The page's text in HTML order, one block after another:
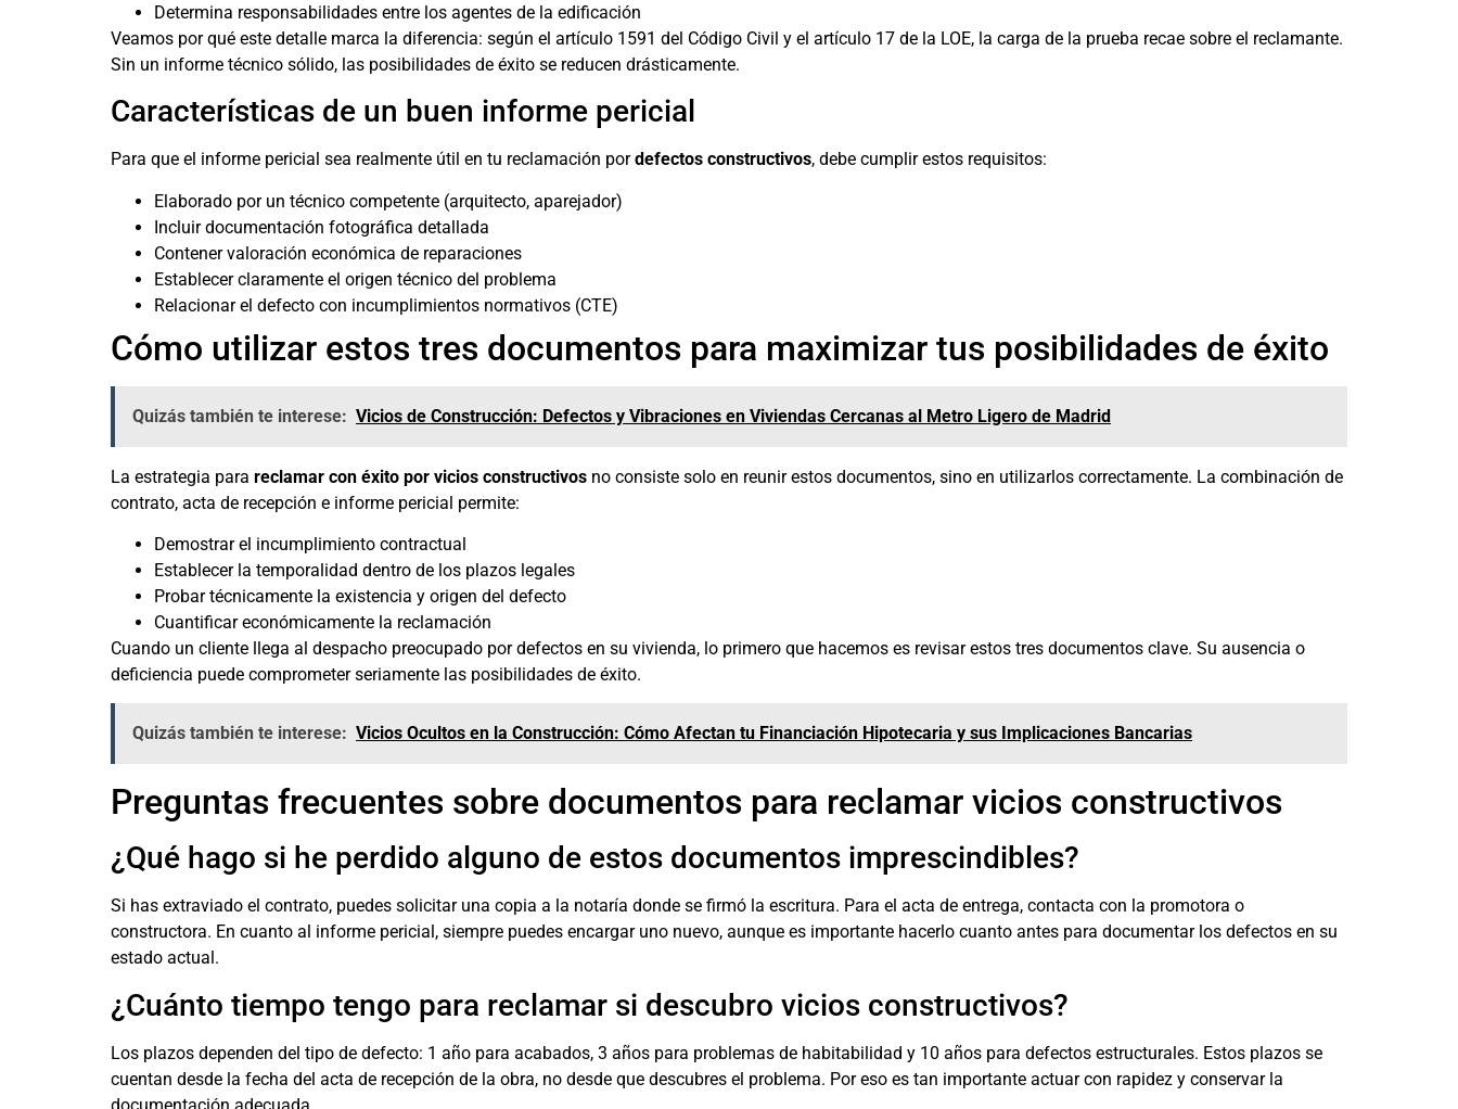
Determina responsabilidades entre los agentes de la edificación
Veamos por qué este detalle marca la diferencia: según el artículo 1591 del Código Civil y el artículo 17 de la LOE, la carga de la prueba recae sobre el reclamante.
Sin un informe técnico sólido, las posibilidades de éxito se reducen drásticamente.
Características de un buen informe pericial
Para que el informe pericial sea realmente útil en tu reclamación pordefectos constructivos, debe cumplir estos requisitos:
Elaborado por un técnico competente (arquitecto, aparejador)
Incluir documentación fotográfica detallada
Contener valoración económica de reparaciones
Establecer claramente el origen técnico del problema
Relacionar el defecto con incumplimientos normativos (CTE)
Cómo utilizar estos tres documentos para maximizar tus posibilidades de éxito
Quizás también te interese: Vicios de Construcción: Defectos y Vibraciones en Viviendas Cercanas al Metro Ligero de Madrid
La estrategia para reclamar con éxito por vicios constructivos no consiste solo en reunir estos documentos, sino en utilizarlos correctamente. La combinación de
contrato, acta de recepción e informe pericial permite:
Demostrar el incumplimiento contractual
Establecer la temporalidad dentro de los plazos legales
Probar técnicamente la existencia y origen del defecto
Cuantificar económicamente la reclamación
Cuando un cliente llega al despacho preocupado por defectos en su vivienda, lo primero que hacemos es revisar estos tres documentos clave. Su ausencia o
deficiencia puede comprometer seriamente las posibilidades de éxito.
Quizás también te interese: Vicios Ocultos en la Construcción: Cómo Afectan tu Financiación Hipotecaria y sus Implicaciones Bancarias
Preguntas frecuentes sobre documentos para reclamar vicios constructivos
¿Qué hago si he perdido alguno de estos documentos imprescindibles?
Si has extraviado el contrato, puedes solicitar una copia a la notaría donde se firmó la escritura. Para el acta de entrega, contacta con la promotora o
constructora. En cuanto al informe pericial, siempre puedes encargar uno nuevo, aunque es importante hacerlo cuanto antes para documentar los defectos en su
estado actual.
¿Cuánto tiempo tengo para reclamar si descubro vicios constructivos?
Los plazos dependen del tipo de defecto: 1 año para acabados, 3 años para problemas de habitabilidad y 10 años para defectos estructurales. Estos plazos se
cuentan desde la fecha del acta de recepción de la obra, no desde que descubres el problema. Por eso es tan importante actuar con rapidez y conservar la